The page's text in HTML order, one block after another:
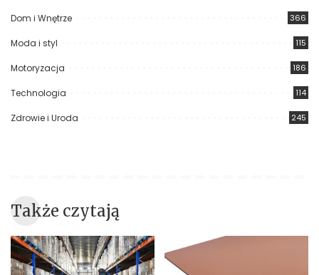
Dom i Wnętrze 366
Moda i styl 115
Motoryzacja 186
Technologia 114
Zdrowie i Uroda 245
Także czytają